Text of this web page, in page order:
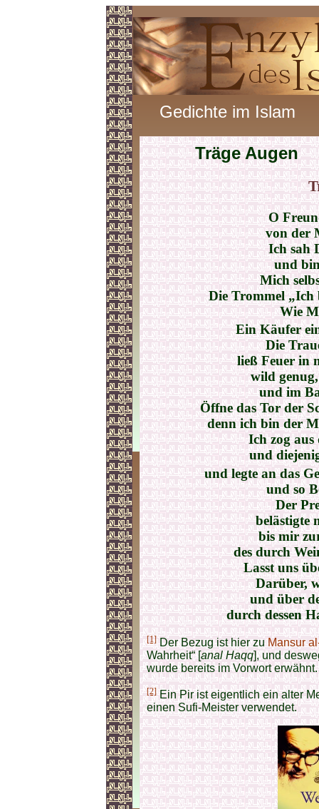
Gedichte im Islam
Träge Augen
O
von der
Ich sah
und
Mich
Die Trommel „Ich
Wie
Ein Käufer
Die
ließ Feuer in
wild
und im
Öffne das Tor der
denn ich bin der
Ich zog aus
und
und legte an das
und so
Der
belästigte
bis mir
des durch
Lasst uns
Darüber,
und über
durch dessen
[1] Der Bezug ist hier zuMansur
Wahrheit“ [anal Haqq], und
wurde bereits im Vorwort erwähnt.
[2]Ein Pir ist eigentlich ein alter
einen Sufi-Meister verwendet.